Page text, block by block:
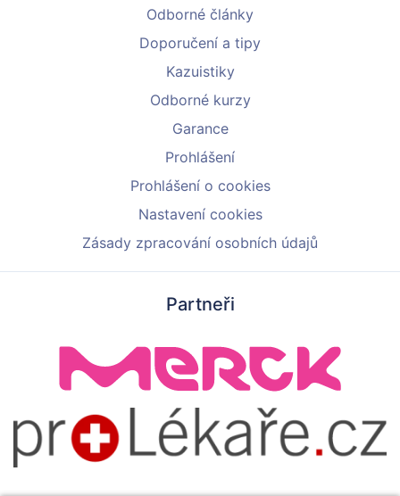
Odborné články
Doporučení a tipy
Kazuistiky
Odborné kurzy
Garance
Prohlášení
Prohlášení o cookies
Nastavení cookies
Zásady zpracování osobních údajů
Partneři